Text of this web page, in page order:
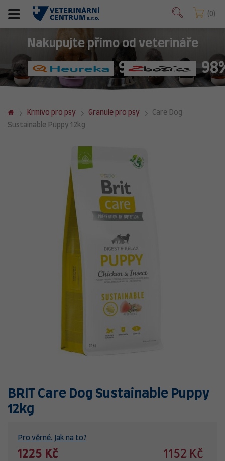
0
Nakupujte přímo od veterináře
98%
Krmivo pro psy Granule pro psy
Care Dog
Sustainable Puppy 12kg
BRIT Care Dog Sustainable Puppy
12kg
Pro věrné. Jak na to?
1225 Kč 1152 Kč